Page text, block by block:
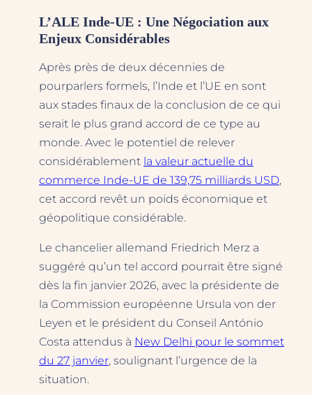
L’ALE Inde-UE : Une Négociation aux
Enjeux Considérables
Après près de deux décennies de
pourparlers formels, l’Inde et l’UE en sont
aux stades finaux de la conclusion de ce qui
serait le plus grand accord de ce type au
monde. Avec le potentiel de relever
considérablement la valeur actuelle du
commerce Inde-UE de 139,75 milliards USD,
cet accord revêt un poids économique et
géopolitique considérable.
Le chancelier allemand Friedrich Merz a
suggéré qu’un tel accord pourrait être signé
dès la fin janvier 2026, avec la présidente de
la Commission européenne Ursula von der
Leyen et le président du Conseil António
Costa attendus à New Delhi pour le sommet
du 27 janvier, soulignant l’urgence de la
situation.